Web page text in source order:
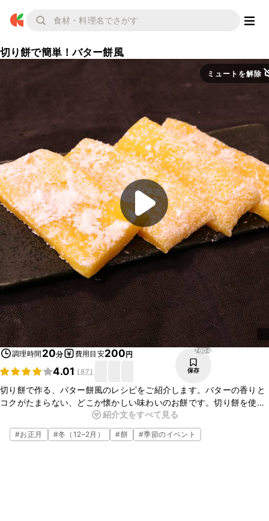
切り餅で簡単！バター餅風
ミュートを解除
調理時間 20分 費用目安200円
4.01 (87)
7604
保存
切り餅で作る、バター餅風のレシピをご紹介します。バターの香りと
コクがたまらない、どこか懐かしい味わいのお餅です。切り餅を使う
ことで手軽に作れますよ。ぜひお試しくださいね。
紹介文をすべて見る
#お正月 #冬（12–2月） #餅 #季節のイベント